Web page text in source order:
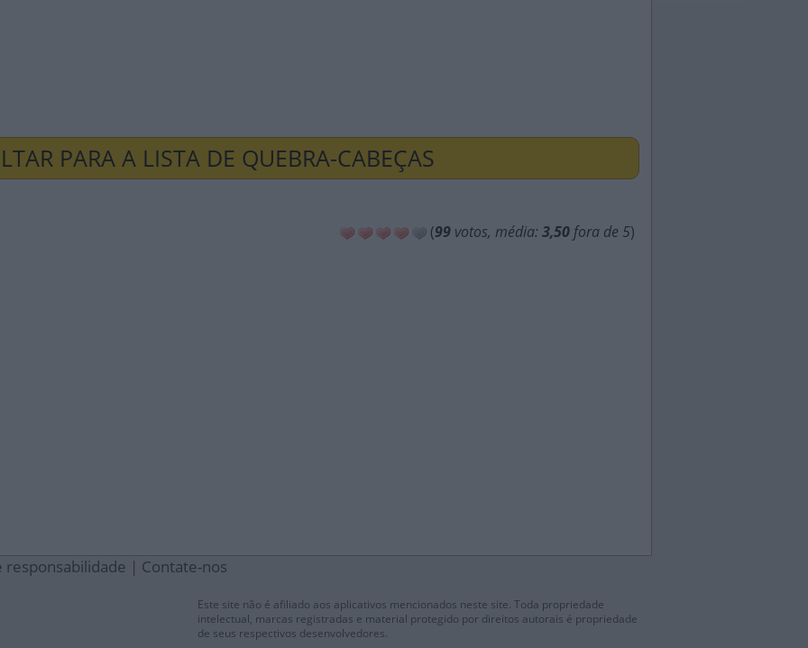
PARA A LISTA DE QUEBRA-CABEÇAS
(99 votos, média: 3,50 fora de 5)
responsabilidade | Contate-nos
Este site não é afiliado aos aplicativos mencionados neste site. Toda propriedade
intelectual, marcas registradas e material protegido por direitos autorais é propriedade
de seus respectivos desenvolvedores.